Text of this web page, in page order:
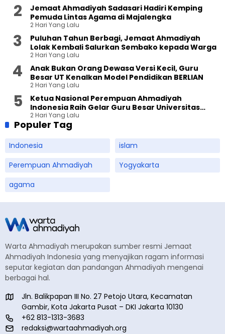
Jemaat Ahmadiyah Sadasari Hadiri Kemping
Pemuda Lintas Agama di Majalengka
2 Hari Yang Lalu
Puluhan Tahun Berbagi, Jemaat Ahmadiyah
Lolak Kembali Salurkan Sembako kepada Warga
2 Hari Yang Lalu
Anak Bukan Orang Dewasa Versi Kecil, Guru
Besar UT Kenalkan Model Pendidikan BERLIAN
2 Hari Yang Lalu
Ketua Nasional Perempuan Ahmadiyah
Indonesia Raih Gelar Guru Besar Universitas
Terbuka
2 Hari Yang Lalu
Populer Tag
Indonesia
islam
Perempuan Ahmadiyah
Yogyakarta
agama
Warta Ahmadiyah merupakan sumber resmi Jemaat
Ahmadiyah Indonesia yang menyajikan ragam informasi
seputar kegiatan dan pandangan Ahmadiyah mengenai
berbagai hal.
Jln. Balikpapan III No. 27 Petojo Utara, Kecamatan
Gambir, Kota Jakarta Pusat – DKI Jakarta 10130
+62 813-1313-3683
redaksi@wartaahmadiyah.org